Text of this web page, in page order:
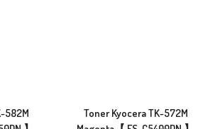
582M
Toner Kyocera TK-572M